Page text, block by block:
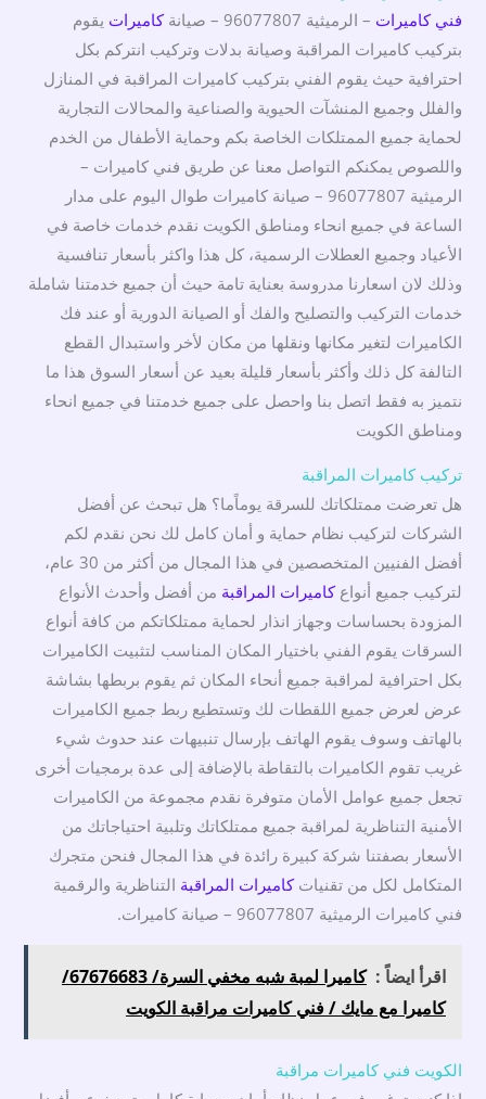
فني كاميرات – الرميثية 96077807 – صيانة كاميرات يقوم
بتركيب كاميرات المراقبة وصيانة بدلات وتركيب انتركم بكل
احترافية حيث يقوم الفني بتركيب كاميرات المراقبة في المنازل
والفلل وجميع المنشآت الحيوية والصناعية والمحالات التجارية
لحماية جميع الممتلكات الخاصة بكم وحماية الأطفال من الخدم
واللصوص يمكنكم التواصل معنا عن طريق فني كاميرات –
الرميثية 96077807 – صيانة كاميرات طوال اليوم على مدار
الساعة في جميع انحاء ومناطق الكويت نقدم خدمات خاصة في
الأعياد وجميع العطلات الرسمية، كل هذا واكثر بأسعار تنافسية
وذلك لان اسعارنا مدروسة بعناية تامة حيث أن جميع خدمتنا شاملة
خدمات التركيب والتصليح والفك أو الصيانة الدورية أو عند فك
الكاميرات لتغير مكانها ونقلها من مكان لأخر واستبدال القطع
التالفة كل ذلك وأكثر بأسعار قليلة بعيد عن أسعار السوق هذا ما
نتميز به فقط اتصل بنا واحصل على جميع خدمتنا في جميع انحاء
ومناطق الكويت
تركيب كاميرات المراقبة
هل تعرضت ممتلكاتك للسرقة يوماًما؟ هل تبحث عن أفضل
الشركات لتركيب نظام حماية و أمان كامل لك نحن نقدم لكم
أفضل الفنيين المتخصصين في هذا المجال من أكثر من 30 عام،
لتركيب جميع أنواعكاميرات المراقبة من أفضل وأحدث الأنواع
المزودة بحساسات وجهاز انذار لحماية ممتلكاتكم من كافة أنواع
السرقات يقوم الفني باختيار المكان المناسب لتثبيت الكاميرات
بكل احترافية لمراقبة جميع أنحاء المكان ثم يقوم بربطها بشاشة
عرض لعرض جميع اللقطات لك وتستطيع ربط جميع الكاميرات
بالهاتف وسوف يقوم الهاتف بإرسال تنبيهات عند حدوث شيء
غريب تقوم الكاميرات بالتقاطة بالإضافة إلى عدة برمجيات أخرى
تجعل جميع عوامل الأمان متوفرة نقدم مجموعة من الكاميرات
الأمنية التناظرية لمراقبة جميع ممتلكاتك وتلبية احتياجاتك من
الأسعار بصفتنا شركة كبيرة رائدة في هذا المجال فنحن متجرك
المتكامل لكل من تقنياتكاميرات المراقبة التناظرية والرقمية
فني كاميرات الرميثية 96077807 – صيانة كاميرات.
اقرأ ايضاً :
كاميرا لمبة شبه مخفي السرة/ 67676683/
كاميرا مع مايك / فني كاميرات مراقبة الكويت
الكويت فني كاميرات مراقبة